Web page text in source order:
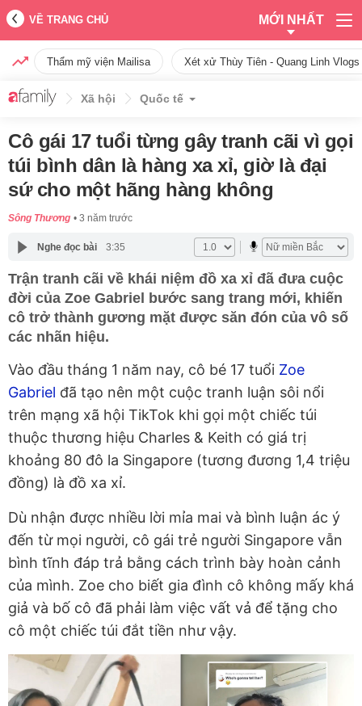
VỀ TRANG CHỦ MỚI NHẤT
Thẩm mỹ viện Mailisa Xét xử Thùy Tiên - Quang Linh
Xã hội Quốc tế
Cô gái 17 tuổi từng gây tranh cãi vì gọi
túi bình dân là hàng xa xỉ, giờ là đại
sứ cho một hãng hàng không
Sông Thương 3 năm trước
Nghe đọc bài 3:35
Trận tranh cãi về khái niệm đồ xa xỉ đã đưa cuộc
đời của Zoe Gabriel bước sang trang mới, khiến
cô trở thành gương mặt được săn đón của vô số
các nhãn hiệu.
Vào đầu tháng 1 năm nay, cô bé 17 tuổi Zoe
Gabriel đã tạo nên một cuộc tranh luận sôi nổi
trên mạng xã hội TikTok khi gọi một chiếc túi
thuộc thương hiệu Charles & Keith có giá trị
khoảng 80 đô la Singapore (tương đương 1,4 triệu
đồng) là đồ xa xỉ.
Dù nhận được nhiều lời mỉa mai và bình luận ác ý
đến từ mọi người, cô gái trẻ người Singapore vẫn
bình tĩnh đáp trả bằng cách trình bày hoàn cảnh
của mình. Zoe cho biết gia đình cô không mấy khá
giả và bố cô đã phải làm việc vất vả để tặng cho
cô một chiếc túi đắt tiền như vậy.